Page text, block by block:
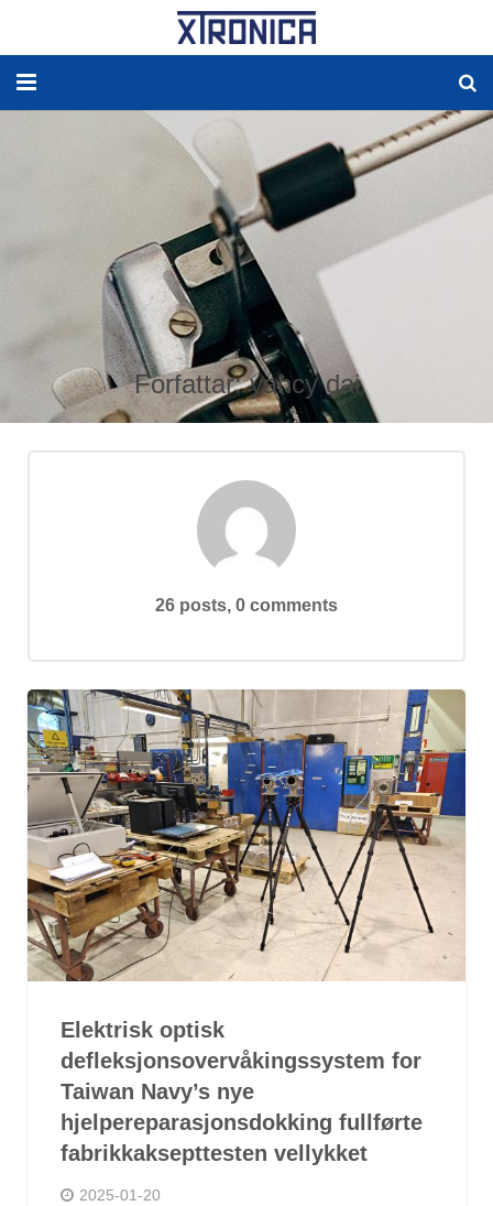
NY ENERGI
RESERVEDELER
PRODUCKTERForfattar:yancy dai
26 posts, 0 comments
Elektrisk optisk
defleksjonsovervåkingssystem for
Taiwan Navy’s nye
hjelpereparasjonsdokking fullførte
fabrikkaksepttesten vellykket
2025-01-20